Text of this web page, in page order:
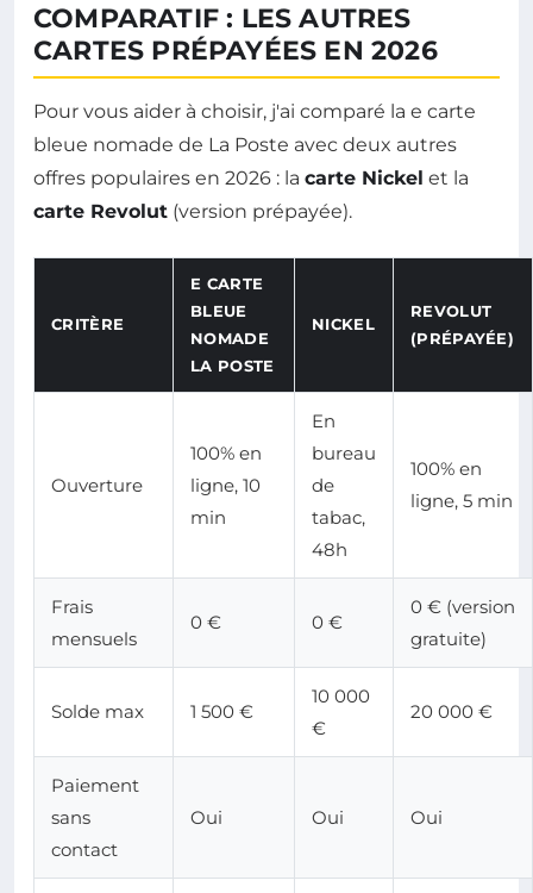
COMPARATIF : LES AUTRES
CARTES PRÉPAYÉES EN 2026
Pour vous aider à choisir, j'ai comparé la e carte
bleue nomade de La Poste avec deux autres
offres populaires en 2026 : la carte Nickel et la
carte Revolut (version prépayée).
CRITÈRE
E CARTE
BLEUE
NOMADE
LA POSTE
NICKEL
REVOLUT
(PRÉPAYÉE)
Ouverture
100% en
ligne, 10
min
En
bureau
de
tabac,
48h
100% en
ligne, 5 min
Frais
mensuels
0 € 0 €
0 € (version
gratuite)
Solde max 1 500 €
10 000
€
20 000 €
Paiement
sans
contact
Oui Oui Oui